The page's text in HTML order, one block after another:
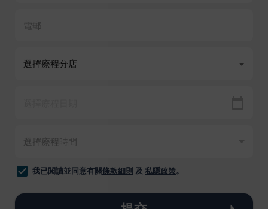
我已閱讀並同意有關條款細則 及 私隱政策。